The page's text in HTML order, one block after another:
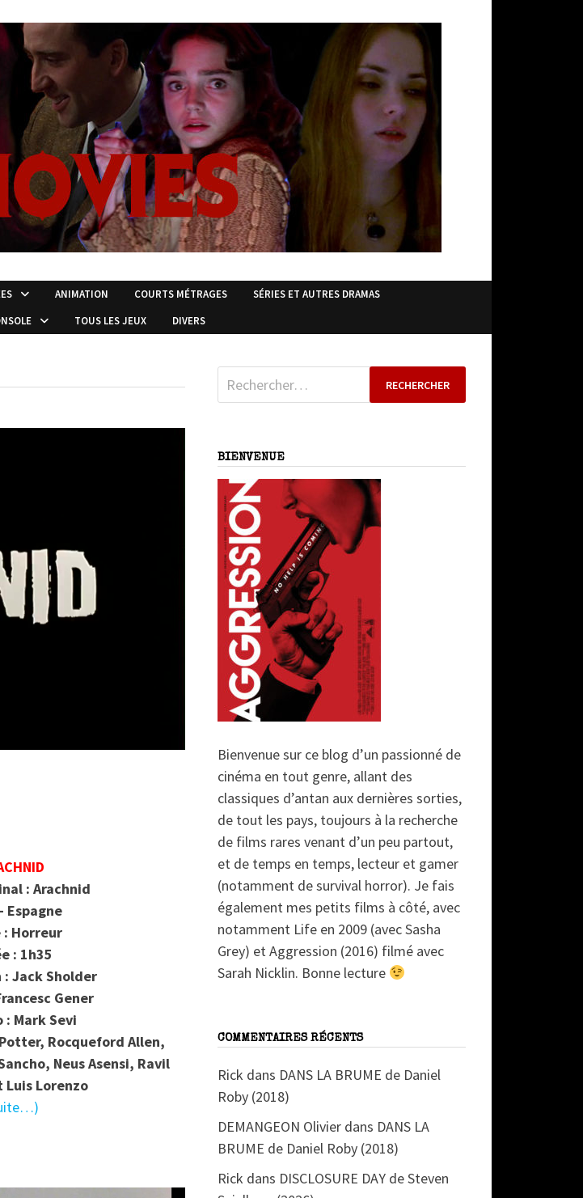
ANIMATION COURTS MÉTRAGES
SÉRIES ET AUTRES DRAMAS
TOUS LES JEUX DIVERS
: Arachnid
Espagne
: Horreur
: 1h35
Jack Sholder
Gener
: Mark Sevi
Rocqueford Allen,
Neus Asensi, Ravil
Luis Lorenzo
Rechercher :
BIENVENUE
Bienvenue sur ce blog d’un passionné de
cinéma en tout genre, allant des
classiques d’antan aux dernières sorties,
de tout les pays, toujours à la recherche
de films rares venant d’un peu partout,
et de temps en temps, lecteur et gamer
(notamment de survival horror). Je fais
également mes petits films à côté, avec
notamment Life en 2009 (avec Sasha
Grey) et Aggression (2016) filmé avec
Sarah Nicklin. Bonne lecture
COMMENTAIRES RÉCENTS
Rick dans DANS LA BRUME de Daniel
Roby (2018)
DEMANGEON Olivier dans DANS LA
BRUME de Daniel Roby (2018)
Rick dans DISCLOSURE DAY de Steven